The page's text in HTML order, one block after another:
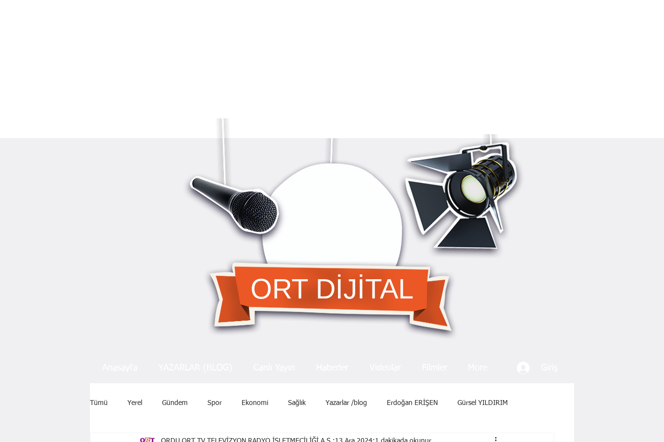
ORT DİJİTAL
Tümü Yerel Gündem Spor Ekonomi Sağlık Yazarlar /blog Erdoğan ERİŞEN Gürsel YILDIRIM